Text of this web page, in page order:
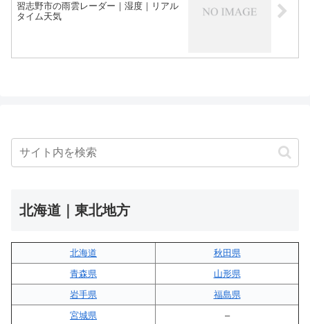
習志野市の雨雲レーダー｜湿度｜リアル
タイム天気
北海道｜東北地方
北海道
秋田県
青森県
山形県
岩手県
福島県
宮城県
–